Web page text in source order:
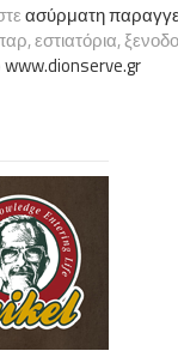
ασύρματη
εστιατόρια,
www.dionserve.gr